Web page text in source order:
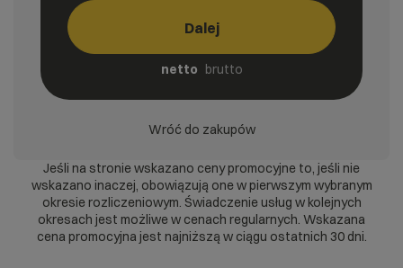
Dalej
netto brutto
Wróć do zakupów
Jeśli na stronie wskazano ceny promocyjne to, jeśli nie
wskazano inaczej, obowiązują one w pierwszym wybranym
okresie rozliczeniowym. Świadczenie usług w kolejnych
okresach jest możliwe w cenach regularnych. Wskazana
cena promocyjna jest najniższą w ciągu ostatnich 30 dni.